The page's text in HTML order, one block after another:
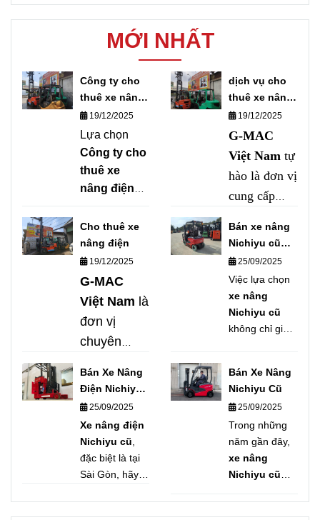
MỚI NHẤT
Công ty cho
thuê xe nâng
điện
19/12/2025
Lựa chọn
Công ty cho
thuê xe
nâng điện
nghiệp nhằm
tối ưu ngân
sách và vận
hành hiệu
quả. G-MAC
hào là đơn vị
hàng đầu
trong lĩnh vực
cho thuê xe
nâng điện
uy tín – giá
tốt – nhanh
chóng trên
toàn miền
dịch vụ cho
thuê xe nâng
điện chuyên
nghiệp
19/12/2025
G-MAC
Việt Namtự
hào là đơn vị
cung cấp
thuê xe
nâng điện
chuyên
nghiệp, đa
dạng tải
trọng, đáp
mọi nhu cầu
nâng hạ
trong nhà
xưởng, kho
logistics, khu
công nghiệp.
Cho thuê xe
nâng điện
19/12/2025
G-MAC
Việt Nam là
đơn vị
chuyên
dịch vụ
cho thuê
xe nâng
điện
chuyên
nghiệp, uy
tín hàng
Bán xe nâng
Nichiyu cũ
chất lượng
25/09/2025
Việc lựa chọn
xe nâng
Nichiyu cũ
không chỉ giúp
phí mà còn
đảm bảo hiệu
quả vận hành
trong dài hạn.
Nếu bạn đang
cần tìmxe
nâng điện
Bán Xe Nâng
Điện Nichiyu
Cũ25/09/2025
Xe nâng điện
Nichiyu cũ
đặc biệt là tại
Sài Gòn, hãy
Bán Xe Nâng
Nichiyu Cũ
25/09/2025
Trong những
năm gần đây,
xe nâng
Nichiyu cũ